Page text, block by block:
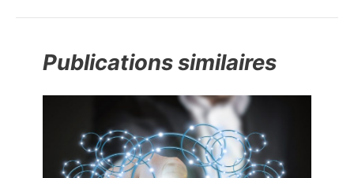
Publications similaires